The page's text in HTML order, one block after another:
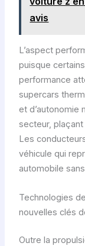
avis
L’aspect
puisque
performance
supercars
et d’autonomie
secteur,
Les
véhicule qui
automobile
Technologies
nouvelles clés
Outre la